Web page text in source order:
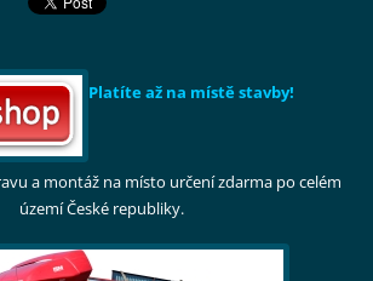
Platíte až na místě stavby!
a montáž na místo určení zdarma po celém
území České republiky.